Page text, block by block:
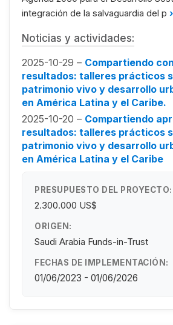
integración de la salvaguardia del p
Noticias y actividades:
2025-10-29 – Compartiendo
resultados: talleres prácticos
patrimonio vivo y desarrollo
en América Latina y el Caribe.
2025-10-20 – Compartiendo
resultados: talleres prácticos
patrimonio vivo y desarrollo
en América Latina y el Caribe
PRESUPUESTO DEL PROYECTO:
2.300.000 US$
ORIGEN:
Saudi Arabia Funds-in-Trust
FECHAS DE IMPLEMENTACIÓN:
01/06/2023 - 01/06/2026